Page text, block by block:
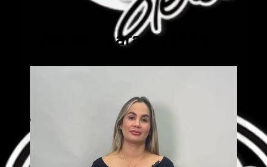
Cick aquí para mas info